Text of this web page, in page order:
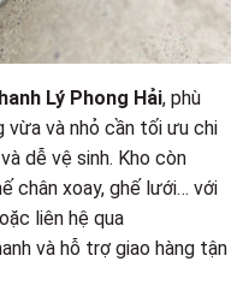
Lý Phong Hải, phù
vừa và nhỏ cần tối ưu chi
dễ vệ sinh. Kho còn
chân xoay, ghế lưới… với
liên hệ qua
và hỗ trợ giao hàng tận